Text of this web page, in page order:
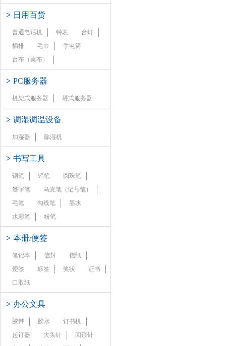
> 日用百货
普通电话机 钟表
台灯
插排
毛巾
手电筒
台布（桌布）
> PC服务器
机架式服务器 塔式服务器
> 调湿调温设备
加湿器 除湿机
> 书写工具
钢笔 铅笔
圆珠笔
签字笔
马克笔（记号笔）
毛笔
勾线笔
墨水
水彩笔
粉笔
> 本册/便签
笔记本 信封
信纸
便签
标签 奖状
证书
口取纸
> 办公文具
胶带 胶水
订书机
起订器
大头针
回形针